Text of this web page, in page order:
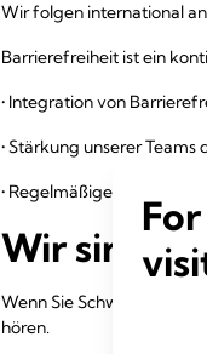
Wir folgen international
Barrierefreiheit ist ein
• Integration von
• Stärkung unserer Teams
• Regelmäßige Audits und
Wir sind
Wenn Sie
hören.